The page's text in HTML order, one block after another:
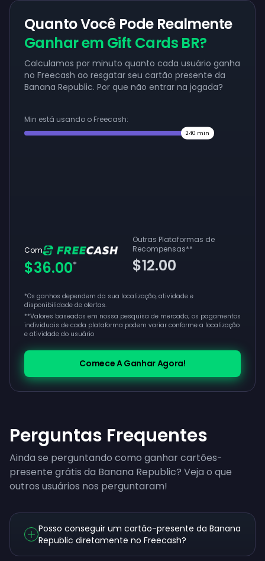
Quanto Você Pode Realmente
Ganhar em Gift Cards BR?
Calculamos por minuto quanto cada usuário ganha
no Freecash ao resgatar seu cartão presente da
Banana Republic. Por que não entrar na jogada?
Min está usando o Freecash:
240 min
Com
$36.00*
Outras Plataformas de
Recompensas**
$12.00
*Os ganhos dependem da sua localização, atividade e
disponibilidade de ofertas.
**Valores baseados em nossa pesquisa de mercado; os pagamentos
individuais de cada plataforma podem variar conforme a localização
e atividade do usuário
Comece A Ganhar Agora!
Perguntas Frequentes
Ainda se perguntando como ganhar cartões-
presente grátis da Banana Republic? Veja o que
outros usuários nos perguntaram!
Posso conseguir um cartão-presente da Banana
Republic diretamente no Freecash?